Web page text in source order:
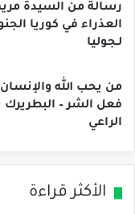
رسالة من السيدة
العذراء في كوريا
لـجوليا
من يحب الله
فعل الشر – البطريرك
الراعي
الأكثر قراءة